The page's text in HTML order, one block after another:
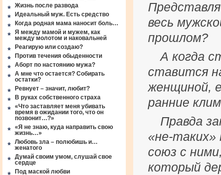
весь
прошлом?
А когда
ставится
женщиной,
ранние
Правда
«не-таких»
союз с
который
Жизнь после развода
Идеальный муж. Есть средство
Когда родная мама наносит боль…
Я между мамой и мужем, как
между молотом и наковальней
Реагирую или создаю?
Против течения обыденности
Аборт по настоянию мужа?
А мне что остается? Собирать
остатки?
Ревнует – значит, любит?
В руках собственного страха
«Что заставляет меня убивать
время в ожидании того, что он
позвонит…?»
«Я не знаю, куда направить свою
жизнь…»
Любовь зла – полюбишь и…
женатого
Думай своим умом, слушай свое
сердце
Под маской любви